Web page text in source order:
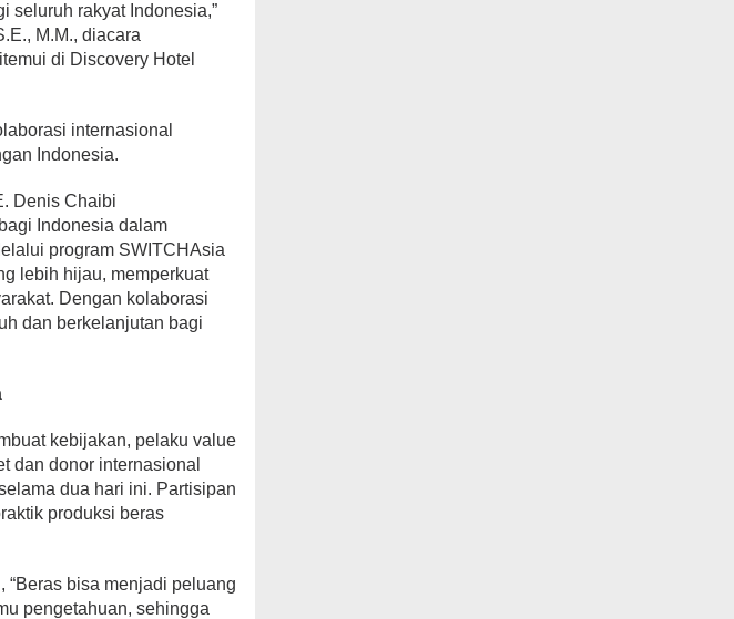
seluruh rakyat Indonesia,”
M.M., diacara
di Discovery Hotel
internasional
Indonesia.
Denis Chaibi
Indonesia dalam
program SWITCHAsia
lebih hijau, memperkuat
Dengan kolaborasi
dan berkelanjutan bagi
kebijakan, pelaku value
dan donor internasional
dua hari ini. Partisipan
produksi beras
“Beras bisa menjadi peluang
pengetahuan, sehingga